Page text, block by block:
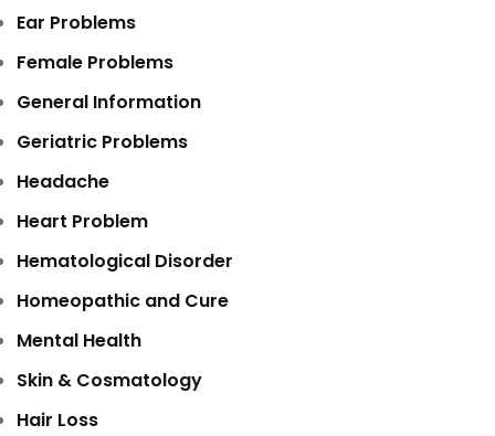
Ear Problems
Female Problems
General Information
Geriatric Problems
Headache
Heart Problem
Hematological Disorder
Homeopathic and Cure
Mental Health
Skin & Cosmatology
Hair Loss